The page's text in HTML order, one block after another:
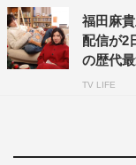
原作・南綾子
自分を主人公にす
のですが、書いた
ておらず、自分が
福田麻
配信が2
の歴代
TV LIFE